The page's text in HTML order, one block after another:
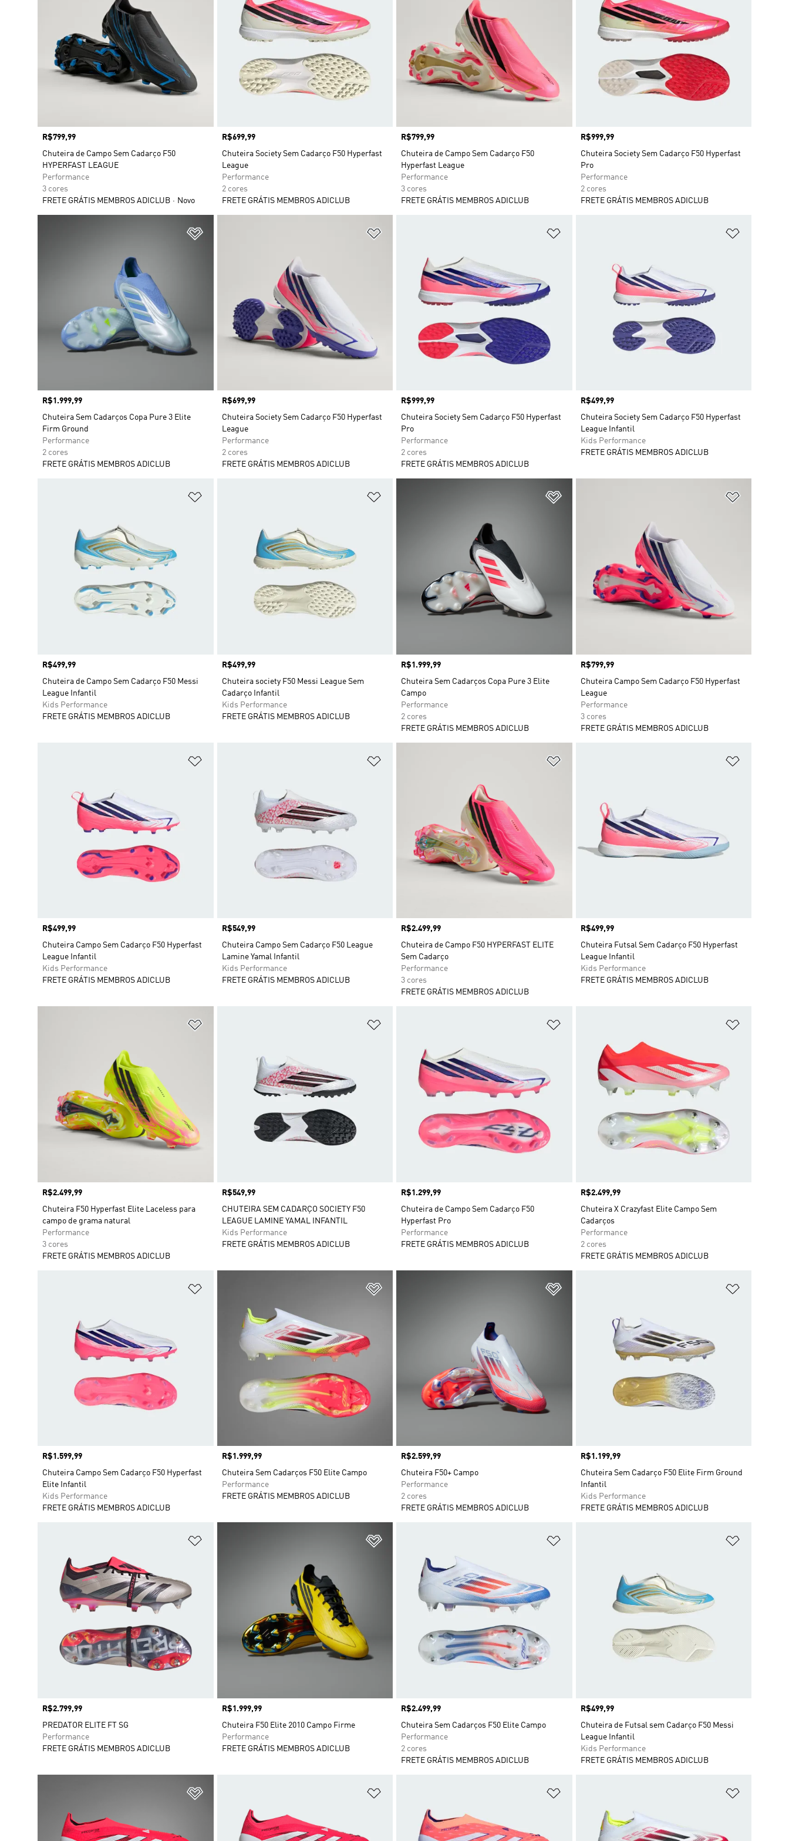
Preço
R$799,99
Chuteira de Campo Sem Cadarço F50
HYPERFAST LEAGUE
Performance
3 cores
FRETE GRÁTIS MEMBROS ADICLUB
Novo
Preço
R$699,99
Chuteira Society Sem Cadarço F50 Hyperfast
League
Performance
2 cores
FRETE GRÁTIS MEMBROS ADICLUB
Preço
R$799,99
Chuteira de Campo Sem Cadarço F50
Hyperfast League
Performance
3 cores
FRETE GRÁTIS MEMBROS ADICLUB
Preço
R$999,99
Chuteira Society Sem Cadarço F50 Hyperfast
Pro
Performance
2 cores
FRETE GRÁTIS MEMBROS ADICLUB
Preço
R$1.999,99
Chuteira Sem Cadarços Copa Pure 3 Elite
Firm Ground
Performance
2 cores
FRETE GRÁTIS MEMBROS ADICLUB
Preço
R$699,99
Chuteira Society Sem Cadarço F50 Hyperfast
League
Performance
2 cores
FRETE GRÁTIS MEMBROS ADICLUB
Preço
R$999,99
Chuteira Society Sem Cadarço F50 Hyperfast
Pro
Performance
2 cores
FRETE GRÁTIS MEMBROS ADICLUB
Preço
R$499,99
Chuteira Society Sem Cadarço F50 Hyperfast
League Infantil
Kids Performance
FRETE GRÁTIS MEMBROS ADICLUB
Preço
R$499,99
Chuteira de Campo Sem Cadarço F50 Messi
League Infantil
Kids Performance
FRETE GRÁTIS MEMBROS ADICLUB
Preço
R$499,99
Chuteira society F50 Messi League Sem
Cadarço Infantil
Kids Performance
FRETE GRÁTIS MEMBROS ADICLUB
Preço
R$1.999,99
Chuteira Sem Cadarços Copa Pure 3 Elite
Campo
Performance
2 cores
FRETE GRÁTIS MEMBROS ADICLUB
Preço
R$799,99
Chuteira Campo Sem Cadarço F50 Hyperfast
League
Performance
3 cores
FRETE GRÁTIS MEMBROS ADICLUB
Preço
R$499,99
Chuteira Campo Sem Cadarço F50 Hyperfast
League Infantil
Kids Performance
FRETE GRÁTIS MEMBROS ADICLUB
Preço
R$549,99
Chuteira Campo Sem Cadarço F50 League
Lamine Yamal Infantil
Kids Performance
FRETE GRÁTIS MEMBROS ADICLUB
Preço
R$2.499,99
Chuteira de Campo F50 HYPERFAST ELITE
Sem Cadarço
Performance
3 cores
FRETE GRÁTIS MEMBROS ADICLUB
Preço
R$499,99
Chuteira Futsal Sem Cadarço F50 Hyperfast
League Infantil
Kids Performance
FRETE GRÁTIS MEMBROS ADICLUB
Preço
R$2.499,99
Chuteira F50 Hyperfast Elite Laceless para
campo de grama natural
Performance
3 cores
FRETE GRÁTIS MEMBROS ADICLUB
Preço
R$549,99
CHUTEIRA SEM CADARÇO SOCIETY F50
LEAGUE LAMINE YAMAL INFANTIL
Kids Performance
FRETE GRÁTIS MEMBROS ADICLUB
Preço
R$1.299,99
Chuteira de Campo Sem Cadarço F50
Hyperfast Pro
Performance
FRETE GRÁTIS MEMBROS ADICLUB
Preço
R$2.499,99
Chuteira X Crazyfast Elite Campo Sem
Cadarços
Performance
2 cores
FRETE GRÁTIS MEMBROS ADICLUB
Preço
R$1.599,99
Chuteira Campo Sem Cadarço F50 Hyperfast
Elite Infantil
Kids Performance
FRETE GRÁTIS MEMBROS ADICLUB
Preço
R$1.999,99
Chuteira Sem Cadarços F50 Elite Campo
Performance
FRETE GRÁTIS MEMBROS ADICLUB
Preço
R$2.599,99
Chuteira F50+ Campo
Performance
2 cores
FRETE GRÁTIS MEMBROS ADICLUB
Preço
R$1.199,99
Chuteira Sem Cadarço F50 Elite Firm Ground
Infantil
Kids Performance
FRETE GRÁTIS MEMBROS ADICLUB
Preço
R$2.799,99
PREDATOR ELITE FT SG
Performance
FRETE GRÁTIS MEMBROS ADICLUB
Preço
R$1.999,99
Chuteira F50 Elite 2010 Campo Firme
Performance
FRETE GRÁTIS MEMBROS ADICLUB
Preço
R$2.499,99
Chuteira Sem Cadarços F50 Elite Campo
Performance
2 cores
FRETE GRÁTIS MEMBROS ADICLUB
Preço
R$499,99
Chuteira de Futsal sem Cadarço F50 Messi
League Infantil
Kids Performance
FRETE GRÁTIS MEMBROS ADICLUB